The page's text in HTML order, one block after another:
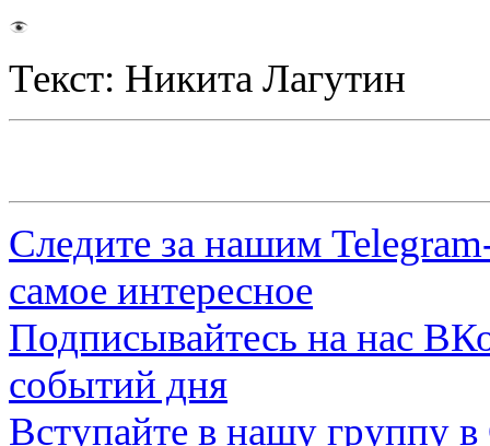
Текст: Никита Лагутин
Следите за нашим
самое интересное
Подписывайтесь на нас
событий дня
Вступайте в нашу группу в